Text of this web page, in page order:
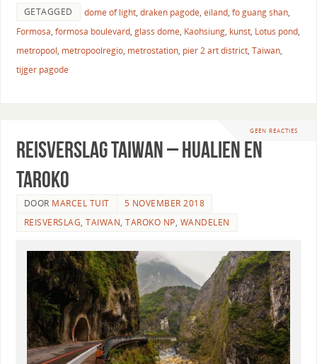
GETAGGED dome of light, draken pagode, eiland, fo guang shan,
Formosa, formosa boulevard, glass dome, Kaohsiung, kunst, Lotus pond,
metropool, metropoolregio, metrostation, pier 2 art district, Taiwan,
tijger pagode
GEEN REACTIES
Reisverslag Taiwan – Hualien en
Taroko
DOOR MARCEL TUIT
5 NOVEMBER 2018
REISVERSLAG,TAIWAN,TAROKO NP, WANDELEN